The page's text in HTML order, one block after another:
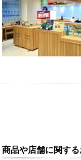
商品や店舗に関す